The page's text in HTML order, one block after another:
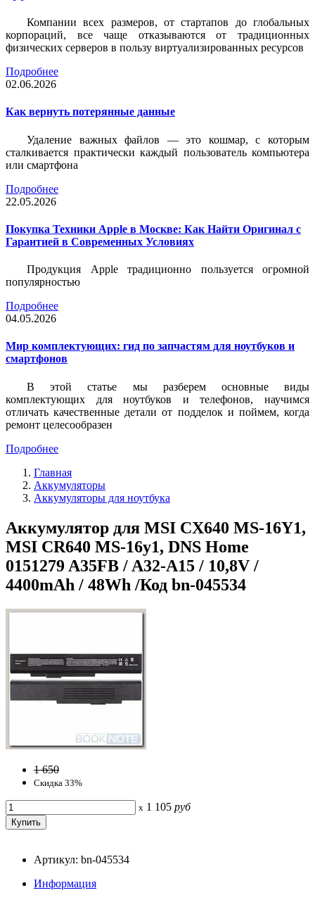
Компании всех размеров, от стартапов до глобальных
корпораций, все чаще отказываются от традиционных
физических серверов в пользу виртуализированных ресурсов
Подробнее
02.06.2026
Как вернуть потерянные данные
Удаление важных файлов — это кошмар, с которым
сталкивается практически каждый пользователь компьютера
или смартфона
Подробнее
22.05.2026
Покупка Техники Apple в Москве: Как Найти Оригинал с
Гарантией в Современных Условиях
Продукция Apple традиционно пользуется огромной
популярностью
Подробнее
04.05.2026
Мир комплектующих: гид по запчастям для ноутбуков и
смартфонов
В этой статье мы разберем основные виды
комплектующих для ноутбуков и телефонов, научимся
отличать качественные детали от подделок и поймем, когда
ремонт целесообразен
Подробнее
Главная
Аккумуляторы
Аккумуляторы для ноутбука
Аккумулятор для MSI CX640 MS-16Y1,
MSI CR640 MS-16y1, DNS Home
0151279 A35FB / A32-A15 / 10,8V /
4400mAh / 48Wh /Код bn-045534
1 650
Скидка 33%
x 1 105 руб
Артикул: bn-045534
Информация